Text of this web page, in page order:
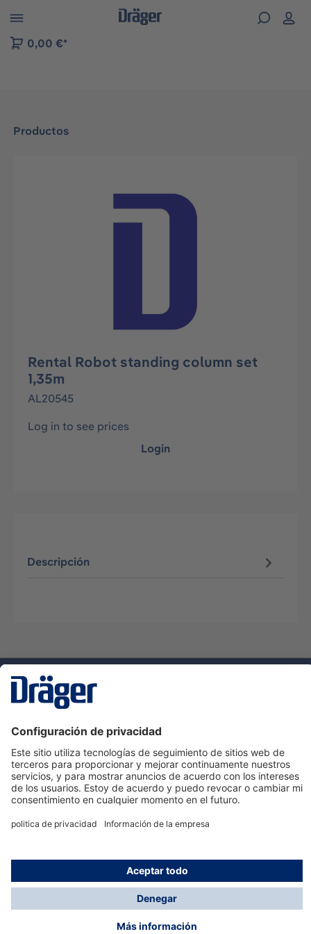
to B2B platform navigation
0,00 €*
Productos
Omitir galería de imágenes
Rental Robot standing column set
1,35m
AL20545
Log in to see prices
Login
Descripción
Servicio de atención al cliente de Dräger
Ayuda
Información
© Dräger Hispania S.A.U., 2024
*Todos los precios no incluyen IVA y posibles gastos
de envío, salvo que indique lo contrario